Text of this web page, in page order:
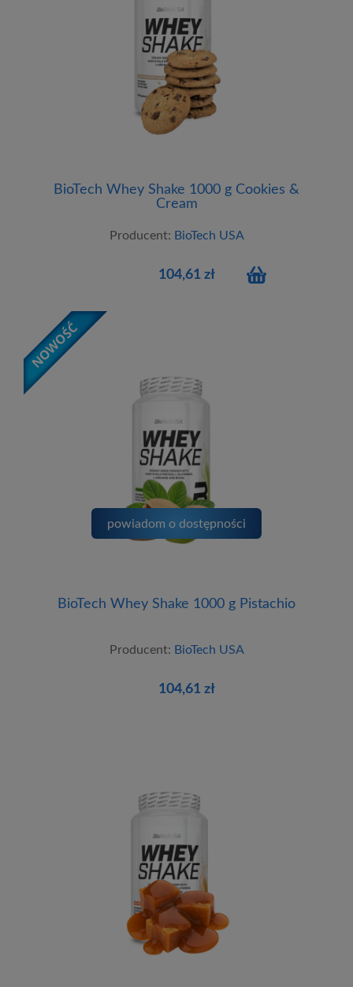
BioTech Whey Shake 1000 g Cookies &
Cream
Producent: BioTech USA
104,61 zł
BioTech Whey Shake 1000 g Pistachio
Producent: BioTech USA
104,61 zł
powiadom o dostępności